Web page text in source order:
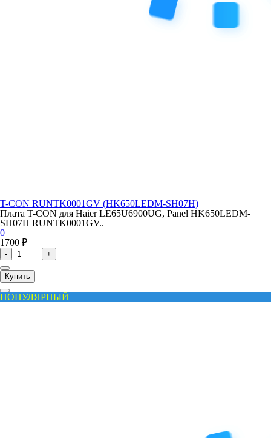
T-CON RUNTK0001GV (HK650LEDM-SH07H)
Плата T-CON для Haier LE65U6900UG, Panel HK650LEDM-
SH07H RUNTK0001GV..
0
1700 ₽
- +
Купить
ПОПУЛЯРНЫЙ